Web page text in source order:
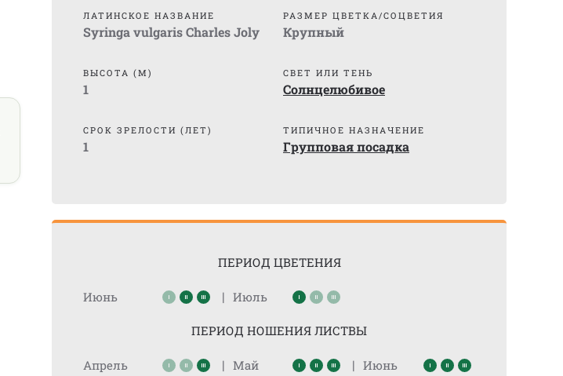
ЛАТИНСКОЕ НАЗВАНИЕ
Syringa vulgaris Charles Joly
РАЗМЕР ЦВЕТКА/СОЦВЕТИЯ
Крупный
ВЫСОТА (М)
1
СВЕТ ИЛИ ТЕНЬ
Солнцелюбивое
СРОК ЗРЕЛОСТИ (ЛЕТ)
1
ТИПИЧНОЕ НАЗНАЧЕНИЕ
Групповая посадка
ПЕРИОД ЦВЕТЕНИЯ
Июнь | Июль
ПЕРИОД НОШЕНИЯ ЛИСТВЫ
Апрель | Май | Июнь